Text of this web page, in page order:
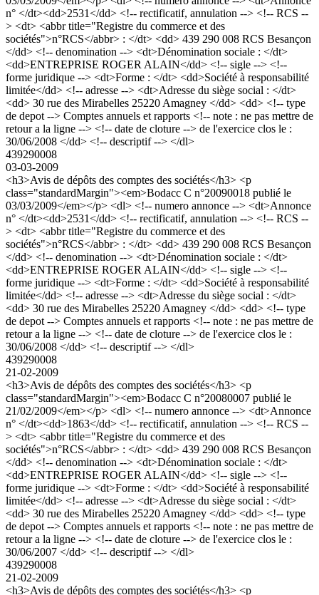
n° </dt><dd>2531</dd> <!-- rectificatif, annulation --> <!-- RCS --
> <dt> <abbr title="Registre du commerce et des
sociétés">n°RCS</abbr> : </dt> <dd> 439 290 008 RCS Besançon
</dd> <!-- denomination --> <dt>Dénomination sociale : </dt>
<dd>ENTREPRISE ROGER ALAIN</dd> <!-- sigle --> <!--
forme juridique --> <dt>Forme : </dt> <dd>Société à responsabilité
limitée</dd> <!-- adresse --> <dt>Adresse du siège social : </dt>
<dd> 30 rue des Mirabelles 25220 Amagney </dd> <dd> <!-- type
de depot --> Comptes annuels et rapports <!-- note : ne pas mettre de
retour a la ligne --> <!-- date de cloture --> de l'exercice clos le :
30/06/2008 </dd> <!-- descriptif --> </dl>
439290008
03-03-2009
<h3>Avis de dépôts des comptes des sociétés</h3> <p
class="standardMargin"><em>Bodacc C n°20090018 publié le
03/03/2009</em></p> <dl> <!-- numero annonce --> <dt>Annonce
n° </dt><dd>2531</dd> <!-- rectificatif, annulation --> <!-- RCS --
> <dt> <abbr title="Registre du commerce et des
sociétés">n°RCS</abbr> : </dt> <dd> 439 290 008 RCS Besançon
</dd> <!-- denomination --> <dt>Dénomination sociale : </dt>
<dd>ENTREPRISE ROGER ALAIN</dd> <!-- sigle --> <!--
forme juridique --> <dt>Forme : </dt> <dd>Société à responsabilité
limitée</dd> <!-- adresse --> <dt>Adresse du siège social : </dt>
<dd> 30 rue des Mirabelles 25220 Amagney </dd> <dd> <!-- type
de depot --> Comptes annuels et rapports <!-- note : ne pas mettre de
retour a la ligne --> <!-- date de cloture --> de l'exercice clos le :
30/06/2008 </dd> <!-- descriptif --> </dl>
439290008
21-02-2009
<h3>Avis de dépôts des comptes des sociétés</h3> <p
class="standardMargin"><em>Bodacc C n°20080007 publié le
21/02/2009</em></p> <dl> <!-- numero annonce --> <dt>Annonce
n° </dt><dd>1863</dd> <!-- rectificatif, annulation --> <!-- RCS --
> <dt> <abbr title="Registre du commerce et des
sociétés">n°RCS</abbr> : </dt> <dd> 439 290 008 RCS Besançon
</dd> <!-- denomination --> <dt>Dénomination sociale : </dt>
<dd>ENTREPRISE ROGER ALAIN</dd> <!-- sigle --> <!--
forme juridique --> <dt>Forme : </dt> <dd>Société à responsabilité
limitée</dd> <!-- adresse --> <dt>Adresse du siège social : </dt>
<dd> 30 rue des Mirabelles 25220 Amagney </dd> <dd> <!-- type
de depot --> Comptes annuels et rapports <!-- note : ne pas mettre de
retour a la ligne --> <!-- date de cloture --> de l'exercice clos le :
30/06/2007 </dd> <!-- descriptif --> </dl>
439290008
21-02-2009
<h3>Avis de dépôts des comptes des sociétés</h3> <p